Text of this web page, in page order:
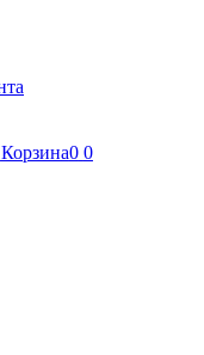
Корзина0 0